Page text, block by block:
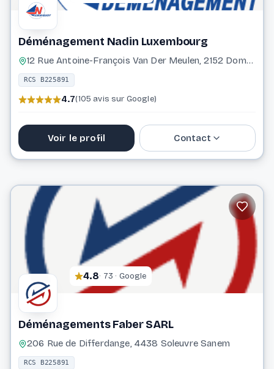
Déménagement Nadin Luxembourg
12 Rue Antoine-François Van Der Meulen, 2152 Dommeldange Luxembourg
RCS B225891
4.7(105 avis sur Google)
Voir le profil Contact
info@demenagement-nadin.com
Website
4.8· 73 · Google
Déménagements Faber SARL
206 Rue de Differdange, 4438 Soleuvre Sanem
RCS B225891